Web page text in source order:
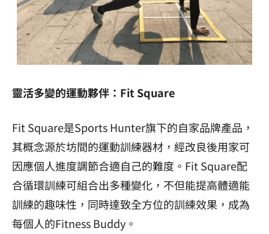
靈活多變的運動夥伴：Fit Square
Fit Square是Sports Hunter旗下的自家品牌產品，
其概念源於坊間的運動訓練器材，經改良後用家可
因應個人進度調節合適自己的難度。Fit Square配
合循環訓練可組合出多種變化，不但能提高體適能
訓練的趣味性，同時達致全方位的訓練效果，成為
每個人的Fitness Buddy。